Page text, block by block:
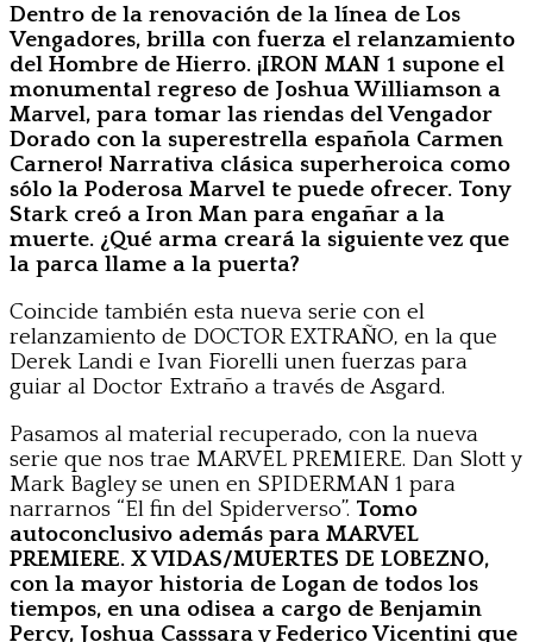
Dentro de la renovación de la línea de Los
Vengadores, brilla con fuerza el relanzamiento
del Hombre de Hierro. ¡IRON MAN 1 supone el
monumental regreso de Joshua Williamson a
Marvel, para tomar las riendas del Vengador
Dorado con la superestrella española Carmen
Carnero! Narrativa clásica superheroica como
sólo la Poderosa Marvel te puede ofrecer. Tony
Stark creó a Iron Man para engañar a la
muerte. ¿Qué arma creará la siguiente vez que
la parca llame a la puerta?
Coincide también esta nueva serie con el
relanzamiento de DOCTOR EXTRAÑO, en la que
Derek Landi e Ivan Fiorelli unen fuerzas para
guiar al Doctor Extraño a través de Asgard.
Pasamos al material recuperado, con la nueva
serie que nos trae MARVEL PREMIERE. Dan Slott y
Mark Bagley se unen en SPIDERMAN 1 para
narrarnos “El fin del Spiderverso”. Tomo
autoconclusivo además para MARVEL
PREMIERE. X VIDAS/MUERTES DE LOBEZNO,
con la mayor historia de Logan de todos los
tiempos, en una odisea a cargo de Benjamin
Percy, Joshua Casssara y Federico Vicentini que